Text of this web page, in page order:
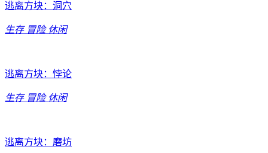
逃离方块：洞穴
生存 冒险 休闲
逃离方块：悖论
生存 冒险 休闲
逃离方块：磨坊